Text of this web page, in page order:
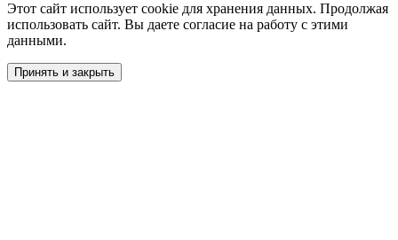
Этот сайт использует cookie для хранения данных. Продолжая
использовать сайт. Вы даете согласие на работу с этими
данными.
Принять и закрыть